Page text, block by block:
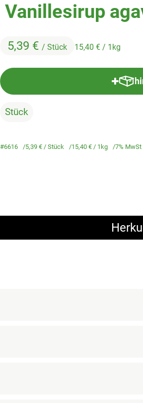
Vanillesirup
5,39 € / Stück 15,40 € / 1kg
zu Favouriten hinzufügen
Stück
#6616 5,39 € / Stück 15,40 € / 1kg 7% MwSt